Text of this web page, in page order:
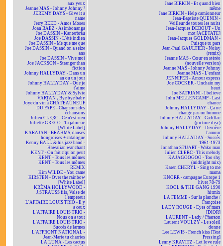
aux yeux
Jeanne MAS - Johnny Johnny ²
JEREMY DAYS - Give it a
name
Jerry REED - Amos Moses
Joan BAEZ - Asimbonanga
Joe DASSIN - Kanterbräu
Joe DASSIN - L'été indien
Joe DASSIN - Me que me que
Joe DASSIN - Quand on a seize
ans
Joe DASSIN - Vive moi
Joe JACKSON - Stranger than
fiction
Johnny HALLYDAY - Dans un
an ou un jour
Johnny HALLYDAY - Que je
t'aime
Johnny HALLYDAY & Sylvie
VARTAN - Bye bye baby
Joye du vin à CHÂTEAUNEUF
DU PAPE - Chansons des
échansons
Julien CLERC - Ce n'est rien
Juliette GRÉCO - Ta jalousie
[White Label]
KARAJAN - BRAHMS, danses
hongroises + catalogue
Kenny BALL & his jazz band -
Hawaiian war chant
KENT - On fait c'qu'on peut
KENT - Tous les mômes
KENT - Tous les mômes
REMIX
Kim WILDE - You came
KIRSTEN - Over the rainbow
[White Label]
KRÉMA HOLLYWOOD -
J.STRAUSS fils, Valse de
l'empereur
L'AFFAIRE LOUIS TRIO - Il y
a ceux
L'AFFAIRE LOUIS TRIO -
Nous on a tout
L'AFFAIRE LOUIS TRIO -
Succès de larmes
L'AFFRONT NATIONAL -
Jean-Marie tu charries
LA LUNA - Les cactus
Jane BIRKIN - Et quand bien
même
Jane BIRKIN - Help camionneur
Jean-Baptiste QUENIN -
Veilleur de toutes les nuits
Jean-Jacques DEBOUT - Un
mot [ACÉTATE]
Jean-Jacques GOLDMAN -
Puisque tu pars
Jean-Paul GAULTIER - Noisy
(remix)
Jeanne MAS - Cœur en stéréo
(nouvelle version)
Jeanne MAS - Johnny Johnny
Jeanne MAS - L'enfant
JENNIFER - Amour express
Joe COCKER - Unchain my
heart
Joe SATRIANI - I believe
John MELLENCAMP - Last
chance
Johnny HALLYDAY - Ça ne
change pas un homme
Johnny HALLYDAY - Cadillac
(picture-disc)
Johnny HALLYDAY - Derrière
l'amour
Johnny HALLYDAY - Succès
1961-1973
Jonathan STUART - Wako man
Julien CLERC - This melody
KAJAGOOGOO - Too shy
(midnight mix)
Karen CHERYL - Sing to me
mama
KNORR - campagne Europe 1
hiver 78-79
KOOL & THE GANG 1990
hitmix
LA FEMME - Sur la planche /
Françoise
LADY ROUGE - Eyes of mars
[DIOR]
LAURENT - Lady / Pharaon
Laurent VOULZY - Le soleil
donne
Lee LEWIS - French kiss [Test
Pressing]
Lenny KRAVITZ - Let love rule